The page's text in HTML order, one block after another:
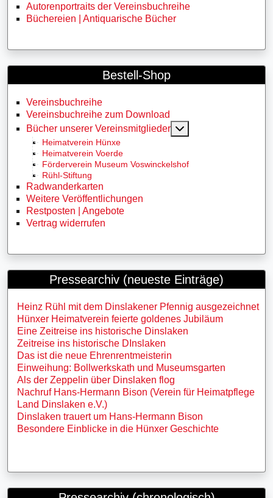
Autorenportraits der Vereinsbuchreihe
Büchereien | Antiquarische Bücher
Bestell-Shop
Vereinsbuchreihe
Vereinsbuchreihe zum Download
Bücher unserer Vereinsmitglieder
Heimatverein Hünxe
Heimatverein Voerde
Förderverein Museum Voswinckelshof
Rühl-Stiftung
Radwanderkarten
Weitere Veröffentlichungen
Restposten | Angebote
Vertrag widerrufen
Pressearchiv (neueste Einträge)
Heinz Rühl mit dem Dinslakener Pfennig ausgezeichnet
Hünxer Heimatverein feierte goldenes Jubiläum
Eine Zeitreise ins historische Dinslaken
Zeitreise ins historische DInslaken
Das ist die neue Ehrenrentmeisterin
Einweihung: Bollwerkskath und Museumsgarten
Als der Zeppelin über Dinslaken flog
Nachruf Hans-Hermann Bison (Verein für Heimatpflege
Land Dinslaken e.V.)
Dinslaken trauert um Hans-Hermann Bison
Besondere Einblicke in die Hünxer Geschichte